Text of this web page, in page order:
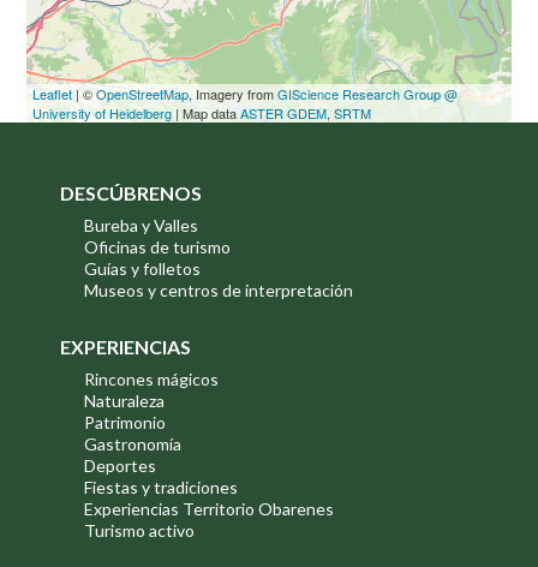
Leaflet | ©OpenStreetMap, Imagery fromGIScience Research Group @
University of Heidelberg | Map dataASTER GDEM,SRTM
DESCÚBRENOS
Bureba y Valles
Oficinas de turismo
Guías y folletos
Museos y centros de interpretación
EXPERIENCIAS
Rincones mágicos
Naturaleza
Patrimonio
Gastronomía
Deportes
Fiestas y tradiciones
Experiencias Territorio Obarenes
Turismo activo